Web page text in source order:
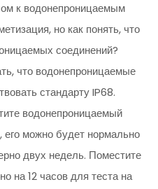
к водонепроницаемым
но как понять, что
соединений?
что водонепроницаемые
стандарту IP68.
водонепроницаемый
можно будет нормально
двух недель. Поместите
на 12 часов для теста на